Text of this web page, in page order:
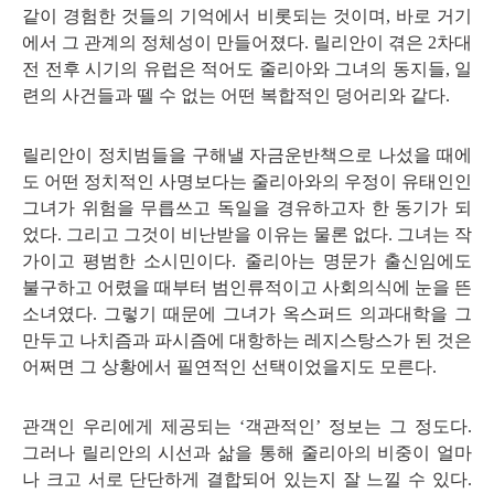
같이 경험한 것들의 기억에서 비롯되는 것이며, 바로 거기
에서 그 관계의 정체성이 만들어졌다. 릴리안이 겪은 2차대
전 전후 시기의 유럽은 적어도 줄리아와 그녀의 동지들, 일
련의 사건들과 뗄 수 없는 어떤 복합적인 덩어리와 같다.
릴리안이 정치범들을 구해낼 자금운반책으로 나섰을 때에
도 어떤 정치적인 사명보다는 줄리아와의 우정이 유태인인
그녀가 위험을 무릅쓰고 독일을 경유하고자 한 동기가 되
었다. 그리고 그것이 비난받을 이유는 물론 없다. 그녀는 작
가이고 평범한 소시민이다. 줄리아는 명문가 출신임에도
불구하고 어렸을 때부터 범인류적이고 사회의식에 눈을 뜬
소녀였다. 그렇기 때문에 그녀가 옥스퍼드 의과대학을 그
만두고 나치즘과 파시즘에 대항하는 레지스탕스가 된 것은
어쩌면 그 상황에서 필연적인 선택이었을지도 모른다.
관객인 우리에게 제공되는 ‘객관적인’ 정보는 그 정도다.
그러나 릴리안의 시선과 삶을 통해 줄리아의 비중이 얼마
나 크고 서로 단단하게 결합되어 있는지 잘 느낄 수 있다.